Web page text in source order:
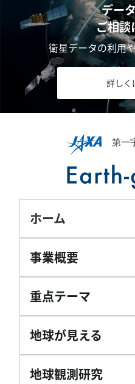
デー
ご相談
衛星データの利用
詳しく
ホーム
事業概要
重点テーマ
地球が見える
地球観測研究